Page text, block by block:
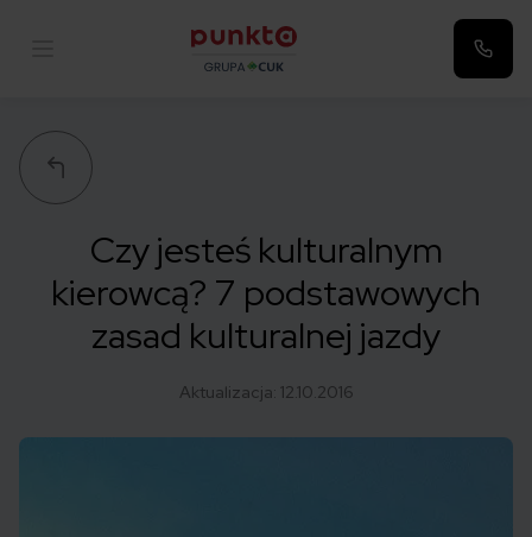
Czy jesteś kulturalnym
kierowcą? 7 podstawowych
zasad kulturalnej jazdy
Aktualizacja: 12.10.2016